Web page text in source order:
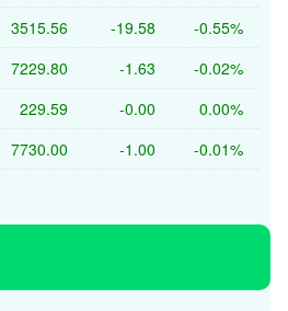
3515.56 -19.58 -0.55%
7229.80 -1.63 -0.02%
229.59 -0.00 0.00%
7730.00 -1.00 -0.01%